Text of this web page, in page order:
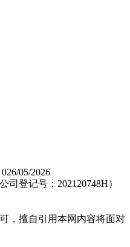
05/2026
登记号：202120748H）
，擅自引用本网内容将面对